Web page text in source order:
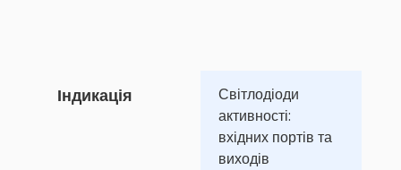
Індикація
Світлодіоди
активності:
вхідних портів та
виходів